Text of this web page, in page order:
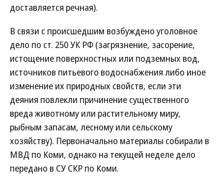
доставляется речная).
В связи с происшедшим возбуждено уголовное
дело по ст. 250 УК РФ (загрязнение, засорение,
истощение поверхностных или подземных вод,
источников питьевого водоснабжения либо иное
изменение их природных свойств, если эти
деяния повлекли причинение существенного
вреда животному или растительному миру,
рыбным запасам, лесному или сельскому
хозяйству). Первоначально материалы собирали в
МВД по Коми, однако на текущей неделе дело
передано в СУ СКР по Коми.